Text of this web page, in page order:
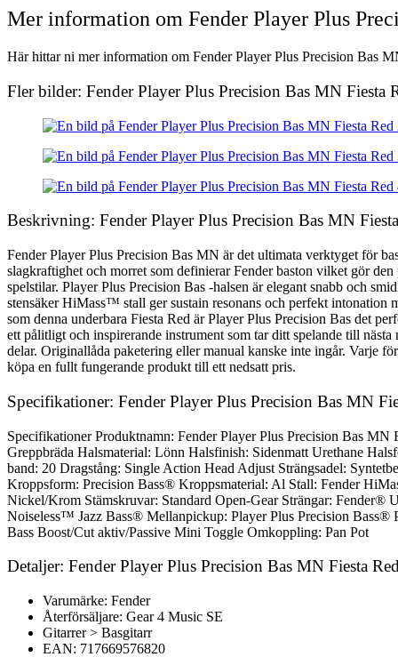
Mer information om Fender Player Plus
Här hittar ni mer information om Fender Player Plus Precision Bas
Fler bilder: Fender Player Plus Precision Bas MN Fiesta
Beskrivning: Fender Player Plus Precision Bas MN
Fender Player Plus Precision Bas MN är det ultimata verktyget för
slagkraftighet och morret som definierar Fender baston vilket gör
spelstilar. Player Plus Precision Bas -halsen är elegant snabb och
stensäker HiMass™ stall ger sustain resonans och perfekt intonation
som denna underbara Fiesta Red är Player Plus Precision Bas det
ett pålitligt och inspirerande instrument som tar ditt spelande till
delar. Originallåda paketering eller manual kanske inte ingår. Varje
köpa en fullt fungerande produkt till ett nedsatt pris.
Specifikationer: Fender Player Plus Precision Bas MN
Specifikationer Produktnamn: Fender Player Plus Precision Bas
Greppbräda Halsmaterial: Lönn Halsfinish: Sidenmatt Urethane
band: 20 Dragstång: Single Action Head Adjust Strängsadel:
Kroppsform: Precision Bass® Kroppsmaterial: Al Stall: Fender
Nickel/Krom Stämskruvar: Standard Open-Gear Strängar: Fender®
Noiseless™ Jazz Bass® Mellanpickup: Player Plus Precision
Bass Boost/Cut aktiv/Passive Mini Toggle Omkoppling: Pan Pot
Detaljer: Fender Player Plus Precision Bas MN Fiesta
Varumärke: Fender
Återförsäljare: Gear 4 Music SE
Gitarrer > Basgitarr
EAN: 717669576820